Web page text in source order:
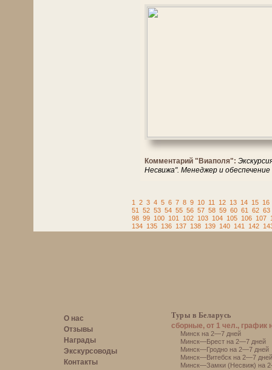
Комментарий "Виаполя":
Несвижа". Менеджер и
1 2 3 4 5 6 7 8 9 10 11 12 13 14 15 16
51
52 53 54 55 56 57 58 59 60 61 62 63
98 99 100 101 102 103 104 105 106 107
134 135 136 137 138 139 140 141 142
О нас
Отзывы
Награды
Экскурсоводы
Контакты
Туры в Беларусь
сборные, от 1 чел., график
Минск на 2—7 дней
Минск—Брест на 2—7 дней
Минск—Гродно на 2—7 дней
Минск—Витебск на 2—7 дней
Минск—Замки (Несвиж) на